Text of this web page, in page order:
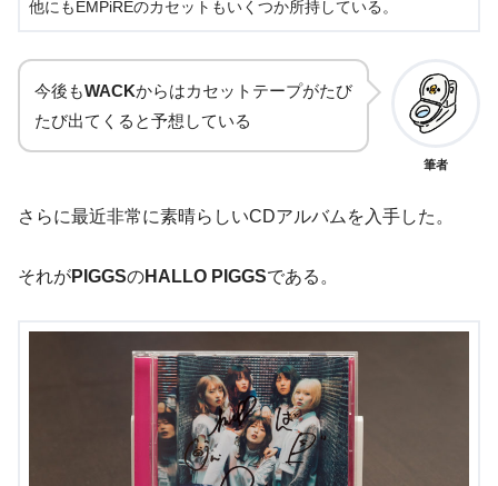
他にもEMPiREのカセットもいくつか所持している。
今後もWACKからはカセットテープがたび
たび出てくると予想している
筆者
さらに最近非常に素晴らしいCDアルバムを入手した。
それがPIGGSのHALLO PIGGSである。